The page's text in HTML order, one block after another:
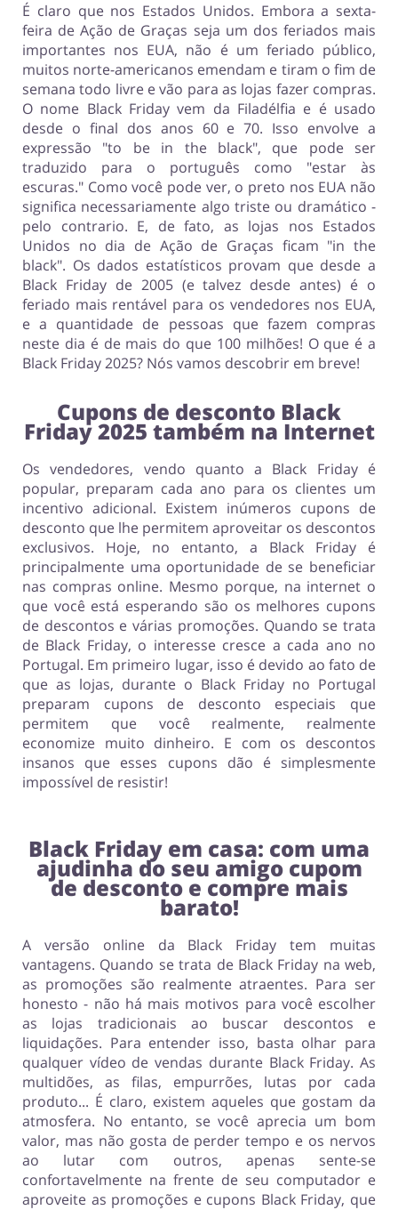
Comida e Alimentação Dinheiro e Seguros
Serviços Megastore
É claro que nos Estados Unidos. Embora a sexta-
feira de Ação de Graças seja um dos feriados mais
importantes nos EUA, não é um feriado público,
muitos norte-americanos emendam e tiram o fim de
semana todo livre e vão para as lojas fazer compras.
O nome Black Friday vem da Filadélfia e é usado
desde o final dos anos 60 e 70. Isso envolve a
expressão "to be in the black", que pode ser
traduzido para o português como "estar às
escuras." Como você pode ver, o preto nos EUA não
significa necessariamente algo triste ou dramático -
pelo contrario. E, de fato, as lojas nos Estados
Unidos no dia de Ação de Graças ficam "in the
black". Os dados estatísticos provam que desde a
Black Friday de 2005 (e talvez desde antes) é o
feriado mais rentável para os vendedores nos EUA,
e a quantidade de pessoas que fazem compras
neste dia é de mais do que 100 milhões! O que é a
Black Friday 2025? Nós vamos descobrir em breve!
Cupons de desconto Black
Friday 2025 também na Internet
Os vendedores, vendo quanto a Black Friday é
popular, preparam cada ano para os clientes um
incentivo adicional. Existem inúmeros cupons de
desconto que lhe permitem aproveitar os descontos
exclusivos. Hoje, no entanto, a Black Friday é
principalmente uma oportunidade de se beneficiar
nas compras online. Mesmo porque, na internet o
que você está esperando são os melhores cupons
de descontos e várias promoções. Quando se trata
de Black Friday, o interesse cresce a cada ano no
Portugal. Em primeiro lugar, isso é devido ao fato de
que as lojas, durante o Black Friday no Portugal
preparam cupons de desconto especiais que
permitem que você realmente, realmente
economize muito dinheiro. E com os descontos
insanos que esses cupons dão é simplesmente
impossível de resistir!
Black Friday em casa: com uma
ajudinha do seu amigo cupom
de desconto e compre mais
barato!
A versão online da Black Friday tem muitas
vantagens. Quando se trata de Black Friday na web,
as promoções são realmente atraentes. Para ser
honesto - não há mais motivos para você escolher
as lojas tradicionais ao buscar descontos e
liquidações. Para entender isso, basta olhar para
qualquer vídeo de vendas durante Black Friday. As
multidões, as filas, empurrões, lutas por cada
produto... É claro, existem aqueles que gostam da
atmosfera. No entanto, se você aprecia um bom
valor, mas não gosta de perder tempo e os nervos
ao lutar com outros, apenas sente-se
confortavelmente na frente de seu computador e
aproveite as promoções e cupons Black Friday, que